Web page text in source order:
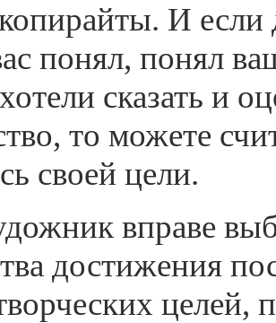
И если
понял, понял
сказать и
то можете
своей цели.
вправе
достижения
целей,